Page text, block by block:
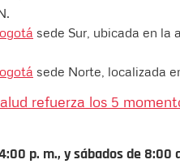
sede Sur, ubicada en la
sede Norte, localizada
refuerza los 5
p. m., y sábados de 8:00